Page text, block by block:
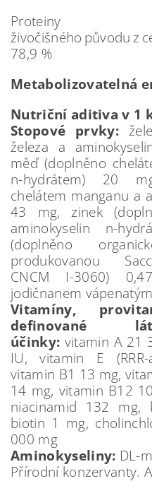
Proteiny
živočišného původu z
78,9 %
Metabolizovatelná
Nutriční aditiva v 1
Stopové prvky:
železa a
měď (doplněno
n-hydrátem) 20
chelátem manganu a
43 mg, zinek
aminokyselin n-
(doplněno
produkovanou
CNCM I-3060)
jodičnanem
Vitamíny,
definované
účinky: vitamin A 21
IU, vitamin E
vitamin B1 13 mg,
14 mg, vitamin B12
niacinamid 132 mg,
biotin 1 mg,
000 mg
Aminokyseliny: DL-
Přírodní konzervanty.